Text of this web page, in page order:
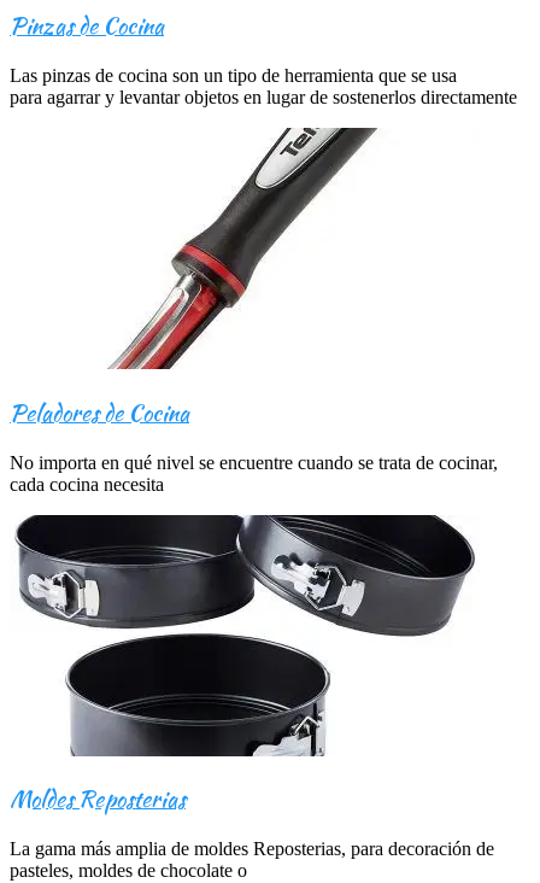
Pinzas de Cocina
Las pinzas de cocina son un tipo de herramienta que se usa
para agarrar y levantar objetos en lugar de sostenerlos directamente
Peladores de Cocina
No importa en qué nivel se encuentre cuando se trata de cocinar,
cada cocina necesita
Moldes Reposterias
La gama más amplia de moldes Reposterias, para decoración de
pasteles, moldes de chocolate o